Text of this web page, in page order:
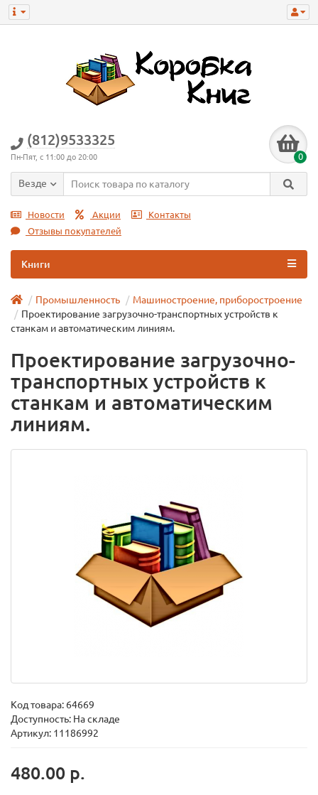
(812)9533325
Пн-Пят, с 11:00 до 20:00 0
Везде
Новости Акции
Контакты
Отзывы покупателей
Книги
Промышленность
Машиностроение, приборостроение
Проектирование загрузочно-транспортных устройств к
станкам и автоматическим линиям.
Проектирование загрузочно-
транспортных устройств к
станкам и автоматическим
линиям.
Код товара: 64669
Доступность: На складе
Артикул: 11186992
480.00 р.